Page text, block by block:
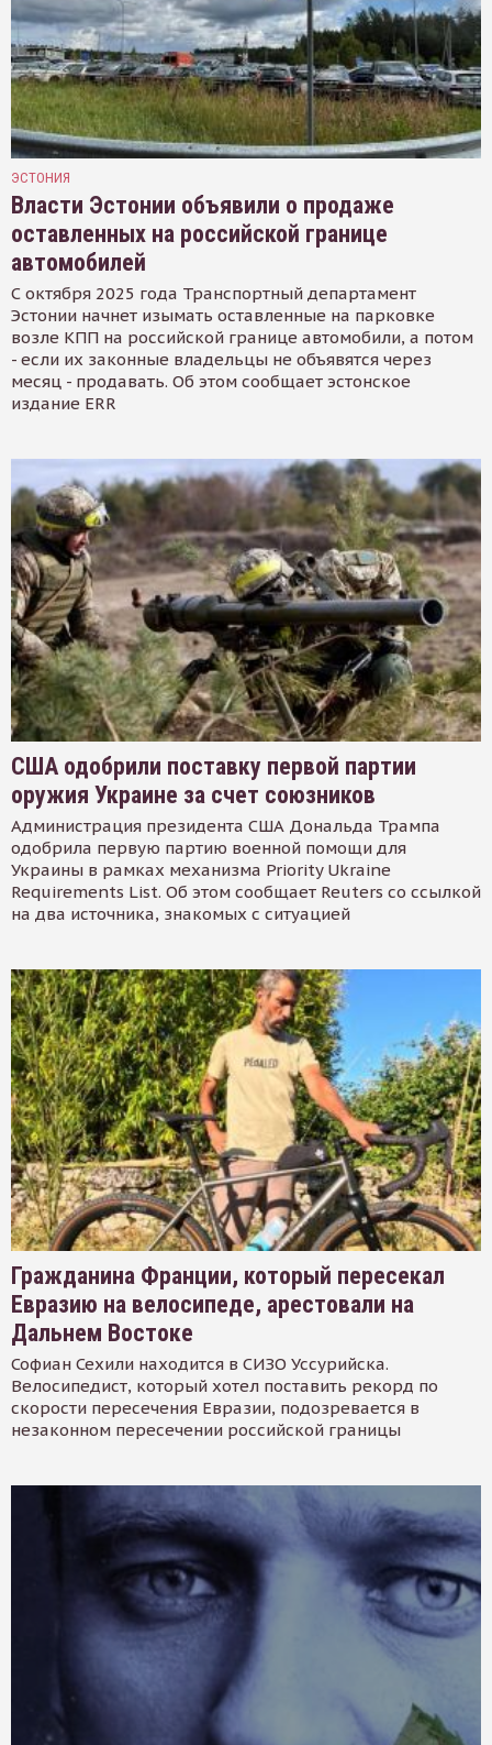
ЭСТОНИЯ
Власти Эстонии объявили о продаже
оставленных на российской границе
автомобилей
С октября 2025 года Транспортный департамент
Эстонии начнет изымать оставленные на парковке
возле КПП на российской границе автомобили, а потом
- если их законные владельцы не объявятся через
месяц - продавать. Об этом сообщает эстонское
издание ERR
США одобрили поставку первой партии
оружия Украине за счет союзников
Администрация президента США Дональда Трампа
одобрила первую партию военной помощи для
Украины в рамках механизма Priority Ukraine
Requirements List. Об этом сообщает Reuters со ссылкой
на два источника, знакомых с ситуацией
Гражданина Франции, который пересекал
Евразию на велосипеде, арестовали на
Дальнем Востоке
Софиан Сехили находится в СИЗО Уссурийска.
Велосипедист, который хотел поставить рекорд по
скорости пересечения Евразии, подозревается в
незаконном пересечении российской границы